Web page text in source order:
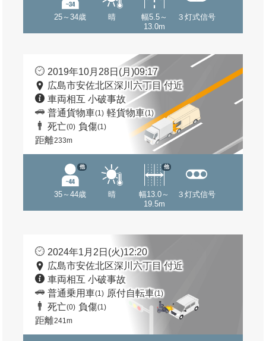
25～34歳 晴
幅5.5～
13.0m
３灯式信号
2019年10月28日(月)09:17
広島市安佐北区深川六丁目 付近
車両相互 小破事故
普通貨物車(1) 軽貨物車(1)
死亡(0) 負傷(1)
距離233m
35～44歳
他
晴
幅13.0～
19.5m
他
３灯式信号
2024年1月2日(火)12:20
広島市安佐北区深川六丁目 付近
車両相互 小破事故
普通乗用車(1) 原付自転車(1)
死亡(0) 負傷(1)
距離241m